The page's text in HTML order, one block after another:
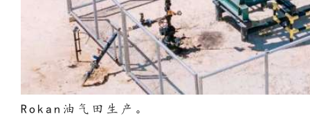
Rokan油气田生产。